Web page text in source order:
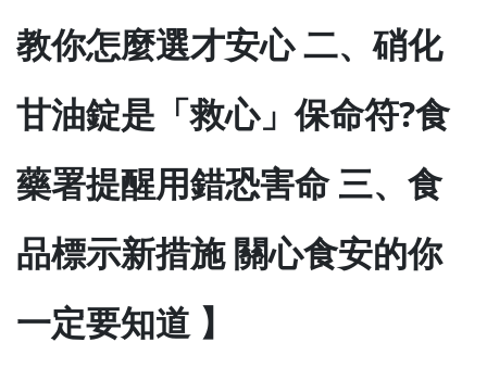
教你怎麼選才安心 二、硝化
甘油錠是「救心」保命符?食
藥署提醒用錯恐害命 三、食
品標示新措施 關心食安的你
一定要知道 】